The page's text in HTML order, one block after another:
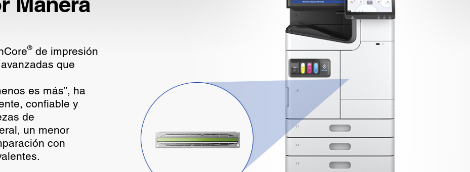
®de impresión
que
es más”, ha
confiable y
de
un menor
con